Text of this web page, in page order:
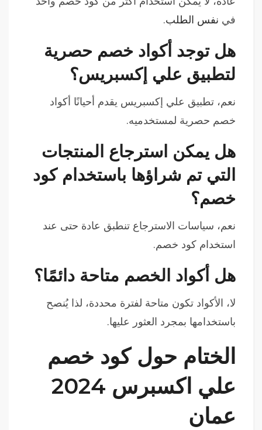
في نفس الطلب.
هل توجد أكواد خصم حصرية
لتطبيق علي إكسبريس؟
نعم، تطبيق علي إكسبريس يقدم أحيانًا أكواد
خصم حصرية لمستخدميه.
هل يمكن استرجاع المنتجات
التي تم شراؤها باستخدام كود
خصم؟
نعم، سياسات الاسترجاع تنطبق عادة حتى عند
استخدام كود خصم.
هل أكواد الخصم متاحة دائمًا؟
لا، الأكواد تكون متاحة لفترة محددة، لذا يُنصح
باستخدامها بمجرد العثور عليها.
الختام حول كود خصم
علي اكسبرس 2024
عمان